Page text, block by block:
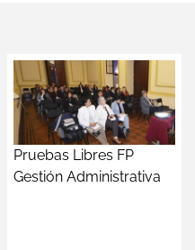
Pruebas Libres FP
Gestión Administrativa